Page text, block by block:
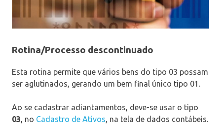
Rotina/Processo descontinuado
Esta rotina permite que vários bens do tipo 03 possam
ser aglutinados, gerando um bem final único tipo 01.
Ao se cadastrar adiantamentos, deve-se usar o tipo
03, no Cadastro de Ativos, na tela de dados contábeis.